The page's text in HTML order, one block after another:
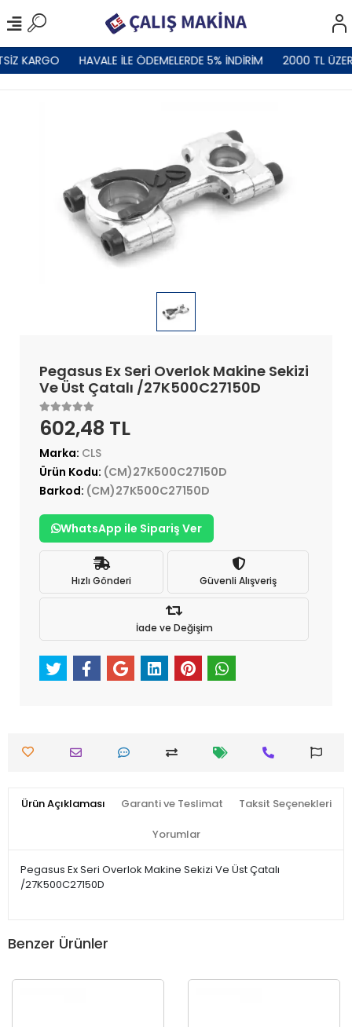
KARGO HAVALE İLE ÖDEMELERDE 5% İNDİRİM 2000 TL
Pegasus Ex Seri Overlok Makine Sekizi
Ve Üst Çatalı /27K500C27150D
602,48 TL
Marka: CLS
Ürün Kodu: (CM)27K500C27150D
Barkod: (CM)27K500C27150D
WhatsApp ile Sipariş Ver
Hızlı Gönderi Güvenli Alışveriş
İade ve Değişim
Ürün Açıklaması Garanti ve Teslimat Taksit Seçenekleri
Yorumlar
Pegasus Ex Seri Overlok Makine Sekizi Ve Üst Çatalı
/27K500C27150D
Benzer Ürünler